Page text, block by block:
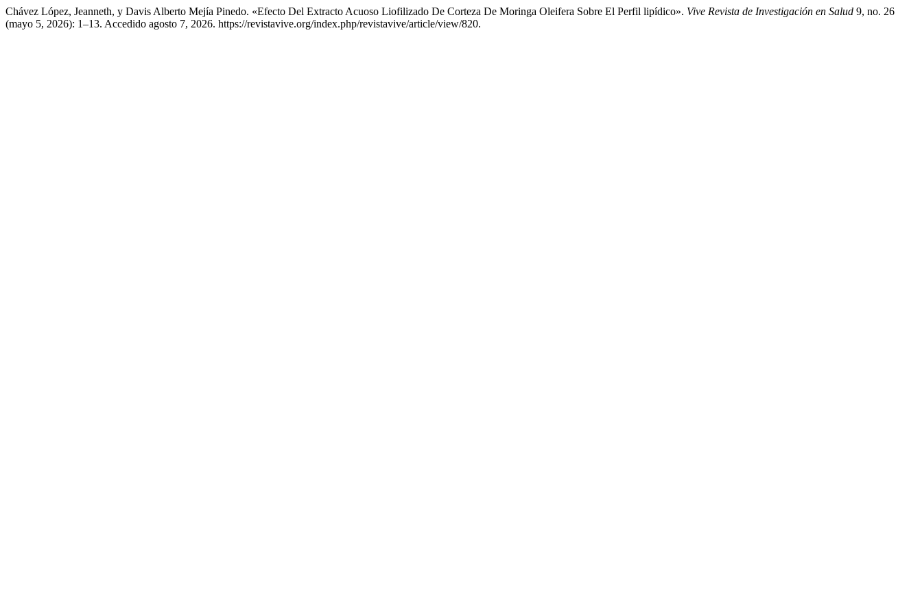
Chávez López, Jeanneth, y Davis Alberto Mejía Pinedo. «Efecto Del Extracto Acuoso Liofilizado De Corteza De Moringa Oleifera Sobre El Perfil lipídico». Vive Revista de Investigación en Salud 9, no. 26
(mayo 5, 2026): 1–13. Accedido agosto 7, 2026. https://revistavive.org/index.php/revistavive/article/view/820.